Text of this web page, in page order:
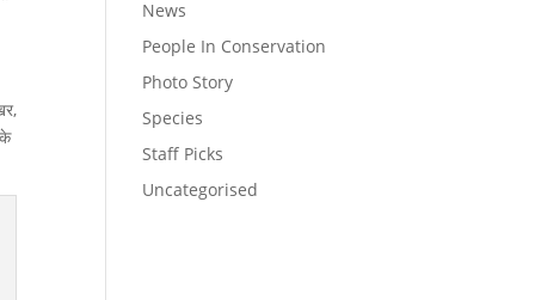
News
People In Conservation
Photo Story
Species
Staff Picks
Uncategorised